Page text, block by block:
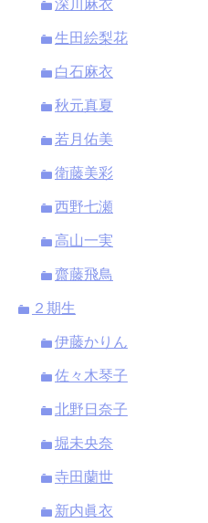
深川麻衣
生田絵梨花
白石麻衣
秋元真夏
若月佑美
衛藤美彩
西野七瀬
高山一実
齋藤飛鳥
２期生
伊藤かりん
佐々木琴子
北野日奈子
堀未央奈
寺田蘭世
新内眞衣